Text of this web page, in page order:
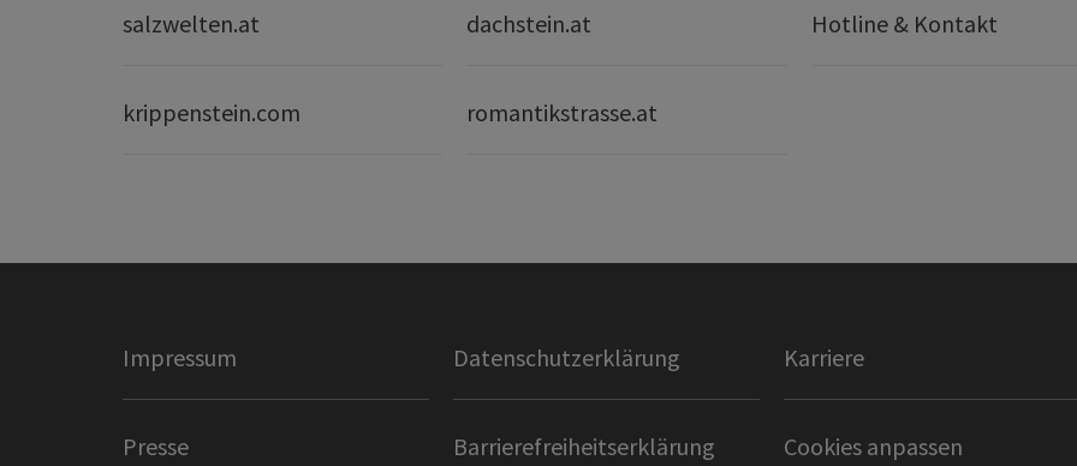
salzwelten.at dachstein.at
krippenstein.com romantikstrasse.at
Hotline & Kontakt
Impressum Datenschutzerklärung Karriere
Presse Barrierefreiheitserklärung Cookies anpassen